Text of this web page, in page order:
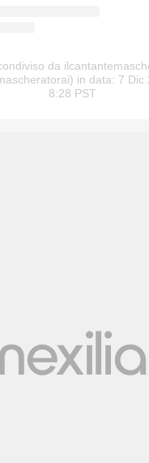
da
in data: 7 Dic
8:28 PST